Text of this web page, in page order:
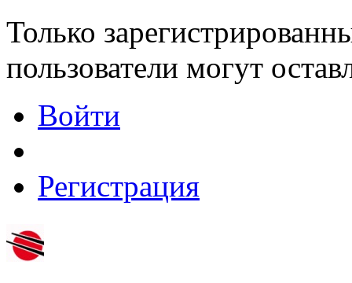
Только
пользователи могут
Войти
Регистрация